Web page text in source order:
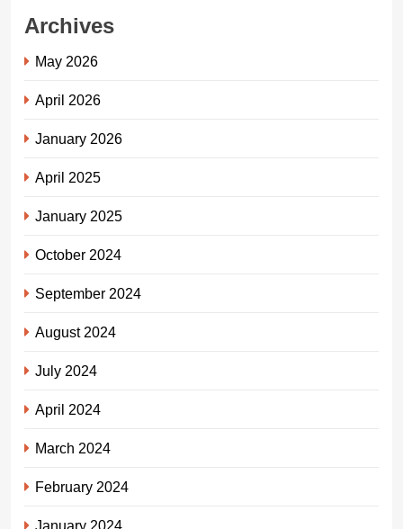
Archives
May 2026
April 2026
January 2026
April 2025
January 2025
October 2024
September 2024
August 2024
July 2024
April 2024
March 2024
February 2024
January 2024